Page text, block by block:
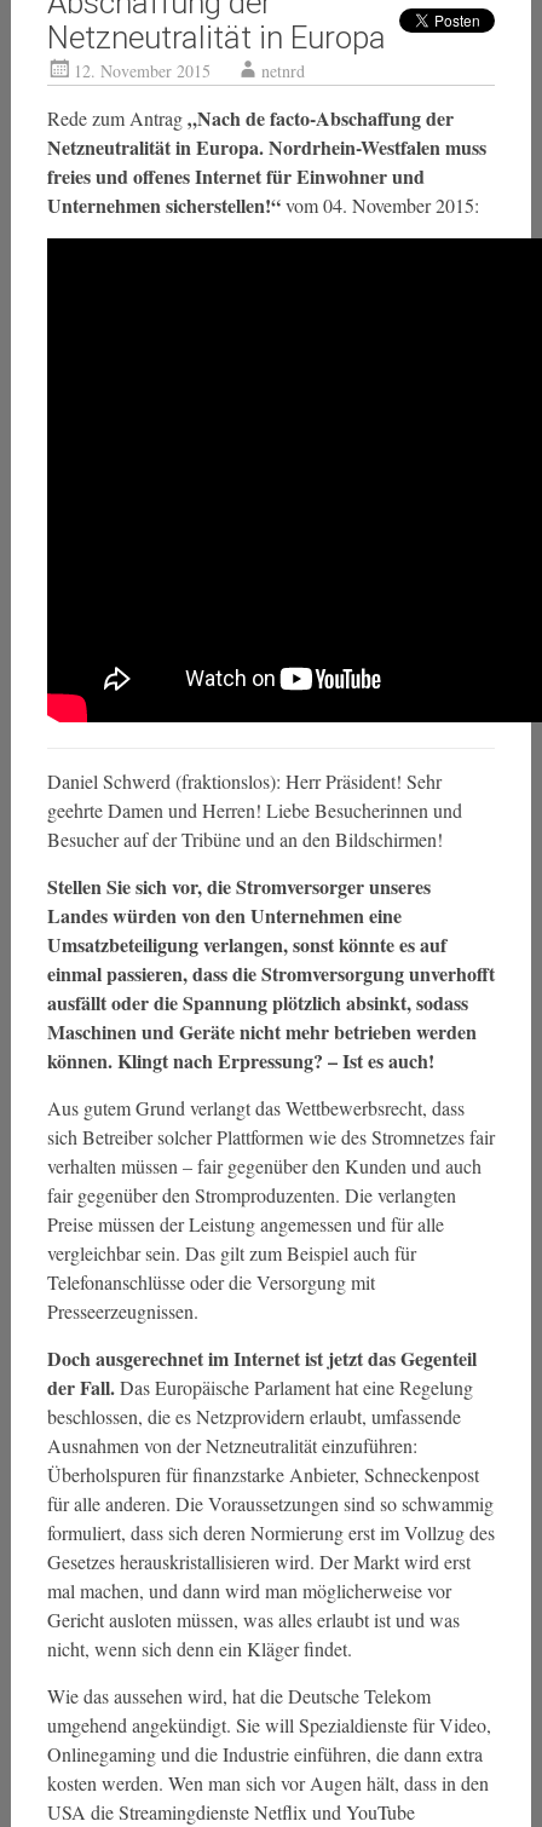
Netzneutralität in Europa
12. November 2015 netnrd
Rede zum Antrag„Nach de facto-Abschaffung der
Netzneutralität in Europa. Nordrhein-Westfalen muss
freies und offenes Internet für Einwohner und
Unternehmen sicherstellen!“vom 04. November 2015:
Daniel Schwerd (fraktionslos): Herr Präsident! Sehr
geehrte Damen und Herren! Liebe Besucherinnen und
Besucher auf der Tribüne und an den Bildschirmen!
Stellen Sie sich vor, die Stromversorger unseres
Landes würden von den Unternehmen eine
Umsatzbeteiligung verlangen, sonst könnte es auf
einmal passieren, dass die Stromversorgung unverhofft
ausfällt oder die Spannung plötzlich absinkt, sodass
Maschinen und Geräte nicht mehr betrieben werden
können. Klingt nach Erpressung? – Ist es auch!
Aus gutem Grund verlangt das Wettbewerbsrecht, dass
sich Betreiber solcher Plattformen wie des Stromnetzes fair
verhalten müssen – fair gegenüber den Kunden und auch
fair gegenüber den Stromproduzenten. Die verlangten
Preise müssen der Leistung angemessen und für alle
vergleichbar sein. Das gilt zum Beispiel auch für
Telefonanschlüsse oder die Versorgung mit
Presseerzeugnissen.
Doch ausgerechnet im Internet ist jetzt das Gegenteil
der Fall.Das Europäische Parlament hat eine Regelung
beschlossen, die es Netzprovidern erlaubt, umfassende
Ausnahmen von der Netzneutralität einzuführen:
Überholspuren für finanzstarke Anbieter, Schneckenpost
für alle anderen. Die Voraussetzungen sind so schwammig
formuliert, dass sich deren Normierung erst im Vollzug des
Gesetzes herauskristallisieren wird. Der Markt wird erst
mal machen, und dann wird man möglicherweise vor
Gericht ausloten müssen, was alles erlaubt ist und was
nicht, wenn sich denn ein Kläger findet.
Wie das aussehen wird, hat die Deutsche Telekom
umgehend angekündigt. Sie will Spezialdienste für Video,
Onlinegaming und die Industrie einführen, die dann extra
kosten werden. Wen man sich vor Augen hält, dass in den
USA die Streamingdienste Netflix und YouTube